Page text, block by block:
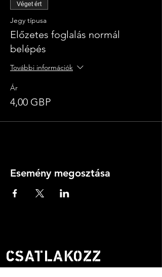
Véget ért
Jegy típusa
Előzetes foglalás normál
belépés
További információk
Ár
4,00 GBP
Esemény megosztása
CSATLAKOZZ